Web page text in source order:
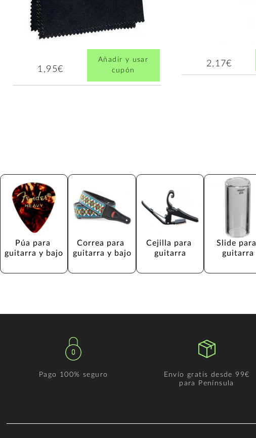
1,95€
Añadir y usar
cupón
2,17€
Púa para
guitarra y bajo
Correa para
guitarra y bajo
Cejilla para
guitarra
Slide para
guitarra
Pago 100% seguro
Envío gratis desde 99€
para Península